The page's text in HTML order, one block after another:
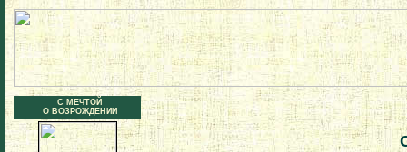
С МЕЧТОЙ
О ВОЗРОЖДЕНИИ